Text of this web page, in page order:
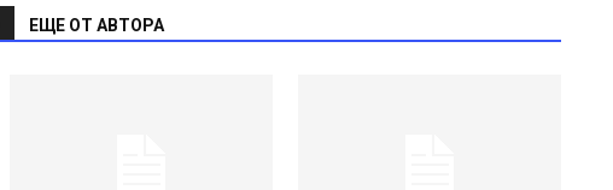
ЕЩЕ ОТ АВТОРА